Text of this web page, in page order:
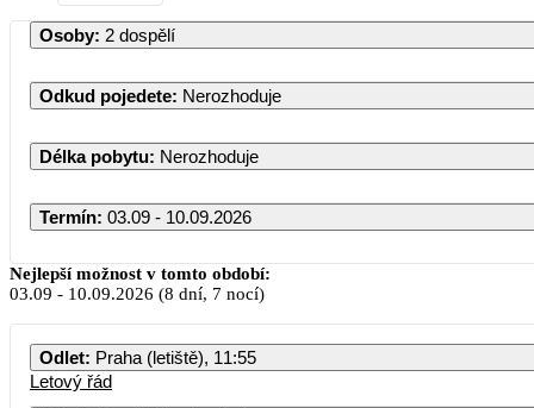
Osoby: 2 dospělí
Odkud pojedete: Nerozhoduje
Délka pobytu: Nerozhoduje
Termín: 03.09 - 10.09.2026
Nejlepší možnost v tomto období:
03.09 - 10.09.2026 (8 dní, 7 nocí)
Odlet: Praha (letiště), 11:55
Letový řád